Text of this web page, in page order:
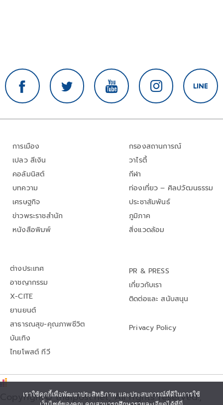
การเมือง
เปลว สีเงิน
คอลัมนิสต์
บทความ
เศรษฐกิจ
ข่าวพระราชสำนัก
หนังสือพิมพ์
กรองสถานการณ์
วาไรตี้
กีฬา
ท่องเที่ยว – ศิลปวัฒนธรรม
ประชาสัมพันธ์
ภูมิภาค
สิ่งแวดล้อม
ต่างประเทศ
อาชญากรรม
X-CITE
ยานยนต์
สาธารณสุข-คุณภาพชีวิต
บันเทิง
ไทยโพสต์ ทีวี
PR & PRESS
เกี่ยวกับเรา
ติดต่อและ สนับสนุน
Privacy Policy
Copyright© thaipost.net, All rights reserved.,
เราใช้คุกกี้เพื่อพัฒนาประสิทธิภาพ และประสบการณ์ที่ดีในการใช้